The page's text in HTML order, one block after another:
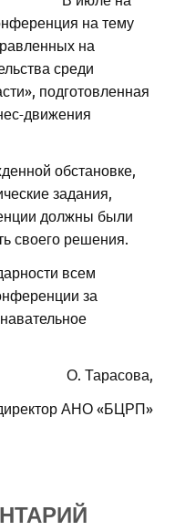
на тему
на
среди
подготовленная
движения
обстановке,
задания,
должны были
своего решения.
всем
за
О. Тарасова,
АНО «БЦРП»